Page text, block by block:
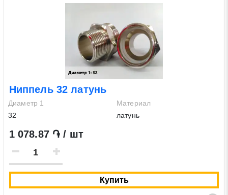
Ниппель 32 латунь
Диаметр 1
32
Материал
латунь
1 078.87 ֏ / шт
Купить